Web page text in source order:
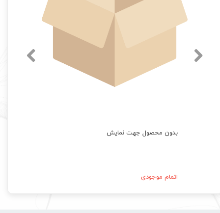
بدون محصول جهت نمایش
اتمام موجودی